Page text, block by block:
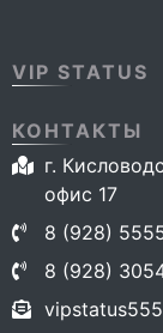
VIP STATUS
КОНТАКТЫ
г.
офис 17
8 (928)
8 (928)